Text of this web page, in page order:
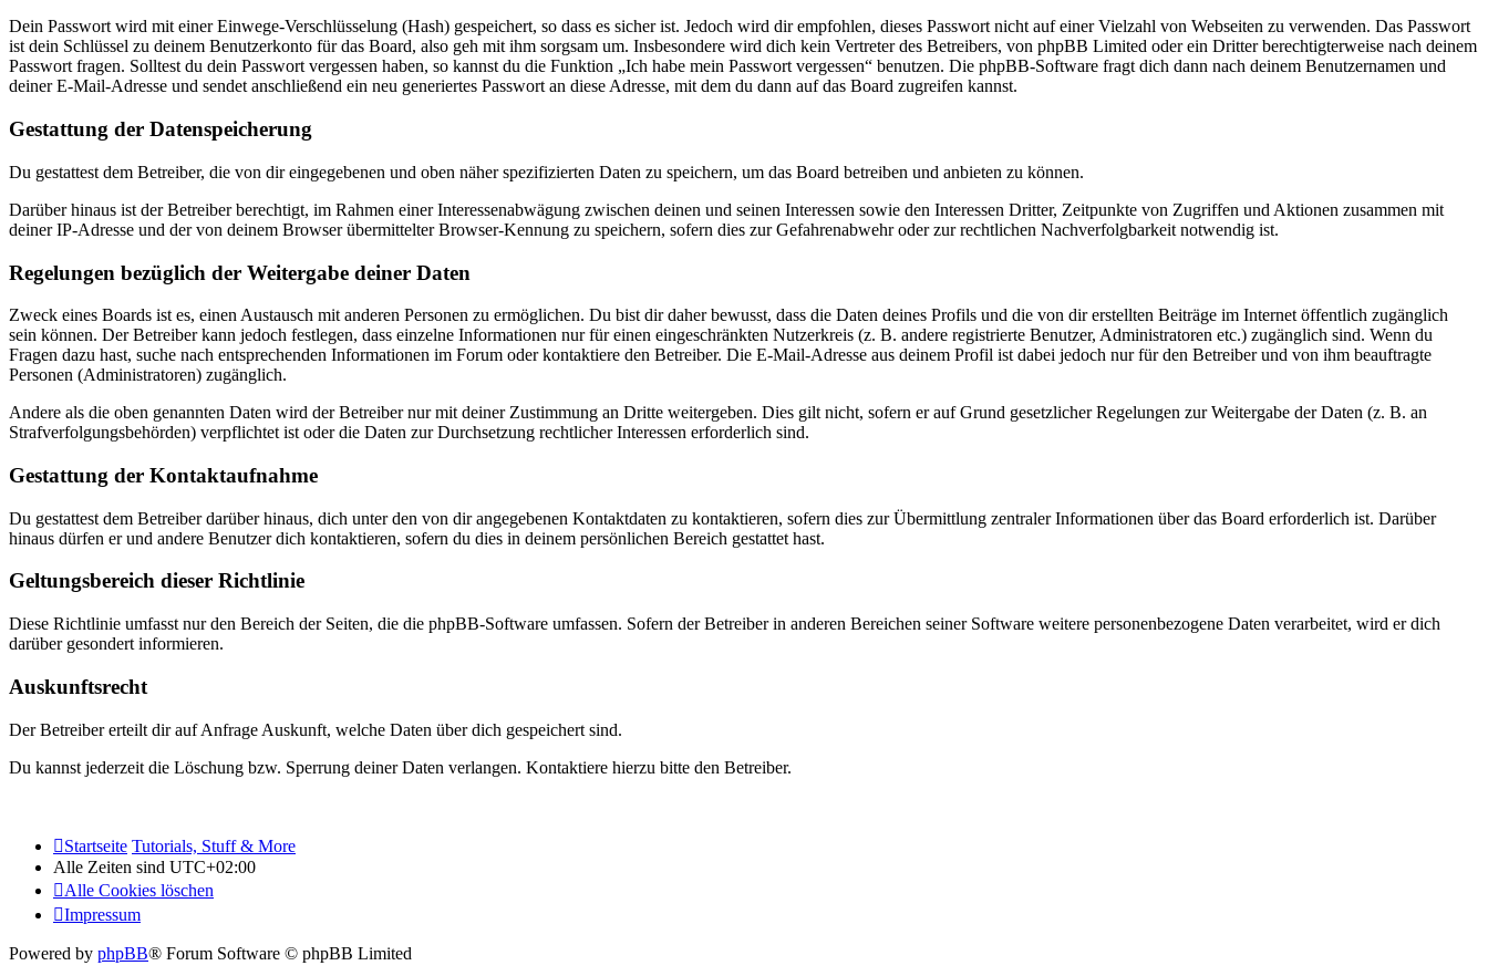
Dein Passwort wird mit einer Einwege-Verschlüsselung (Hash) gespeichert, so dass es sicher ist. Jedoch wird dir empfohlen, dieses Passwort nicht auf einer Vielzahl von Webseiten zu verwenden. Das Passwort
ist dein Schlüssel zu deinem Benutzerkonto für das Board, also geh mit ihm sorgsam um. Insbesondere wird dich kein Vertreter des Betreibers, von phpBB Limited oder ein Dritter berechtigterweise nach deinem
Passwort fragen. Solltest du dein Passwort vergessen haben, so kannst du die Funktion „Ich habe mein Passwort vergessen“ benutzen. Die phpBB-Software fragt dich dann nach deinem Benutzernamen und
deiner E-Mail-Adresse und sendet anschließend ein neu generiertes Passwort an diese Adresse, mit dem du dann auf das Board zugreifen kannst.
Gestattung der Datenspeicherung
Du gestattest dem Betreiber, die von dir eingegebenen und oben näher spezifizierten Daten zu speichern, um das Board betreiben und anbieten zu können.
Darüber hinaus ist der Betreiber berechtigt, im Rahmen einer Interessenabwägung zwischen deinen und seinen Interessen sowie den Interessen Dritter, Zeitpunkte von Zugriffen und Aktionen zusammen mit
deiner IP-Adresse und der von deinem Browser übermittelter Browser-Kennung zu speichern, sofern dies zur Gefahrenabwehr oder zur rechtlichen Nachverfolgbarkeit notwendig ist.
Regelungen bezüglich der Weitergabe deiner Daten
Zweck eines Boards ist es, einen Austausch mit anderen Personen zu ermöglichen. Du bist dir daher bewusst, dass die Daten deines Profils und die von dir erstellten Beiträge im Internet öffentlich zugänglich
sein können. Der Betreiber kann jedoch festlegen, dass einzelne Informationen nur für einen eingeschränkten Nutzerkreis (z. B. andere registrierte Benutzer, Administratoren etc.) zugänglich sind. Wenn du
Fragen dazu hast, suche nach entsprechenden Informationen im Forum oder kontaktiere den Betreiber. Die E-Mail-Adresse aus deinem Profil ist dabei jedoch nur für den Betreiber und von ihm beauftragte
Personen (Administratoren) zugänglich.
Andere als die oben genannten Daten wird der Betreiber nur mit deiner Zustimmung an Dritte weitergeben. Dies gilt nicht, sofern er auf Grund gesetzlicher Regelungen zur Weitergabe der Daten (z. B. an
Strafverfolgungsbehörden) verpflichtet ist oder die Daten zur Durchsetzung rechtlicher Interessen erforderlich sind.
Gestattung der Kontaktaufnahme
Du gestattest dem Betreiber darüber hinaus, dich unter den von dir angegebenen Kontaktdaten zu kontaktieren, sofern dies zur Übermittlung zentraler Informationen über das Board erforderlich ist. Darüber
hinaus dürfen er und andere Benutzer dich kontaktieren, sofern du dies in deinem persönlichen Bereich gestattet hast.
Geltungsbereich dieser Richtlinie
Diese Richtlinie umfasst nur den Bereich der Seiten, die die phpBB-Software umfassen. Sofern der Betreiber in anderen Bereichen seiner Software weitere personenbezogene Daten verarbeitet, wird er dich
darüber gesondert informieren.
Auskunftsrecht
Der Betreiber erteilt dir auf Anfrage Auskunft, welche Daten über dich gespeichert sind.
Du kannst jederzeit die Löschung bzw. Sperrung deiner Daten verlangen. Kontaktiere hierzu bitte den Betreiber.
Startseite Tutorials, Stuff & More
Alle Zeiten sind UTC+02:00
Alle Cookies löschen
Impressum
Powered by phpBB® Forum Software © phpBB Limited